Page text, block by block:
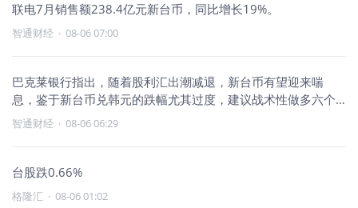
联电7月销售额238.4亿元新台币，同比增长19%。
智通财经 · 08-06 07:00
巴克莱银行指出，随着股利汇出潮减退，新台币有望迎来喘
息，鉴于新台币兑韩元的跌幅尤其过度，建议战术性做多六个
月期新台币/韩
智通财经 · 08-06 06:29
台股跌0.66%
格隆汇 · 08-06 01:02